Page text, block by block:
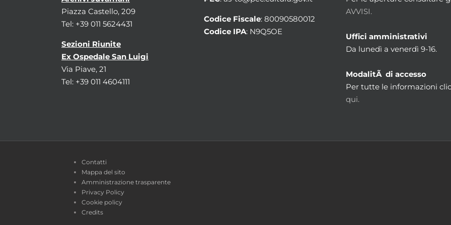
Piazza Castello, 209
Tel: +39 011 5624431
Sezioni Riunite
Ex Ospedale San Luigi
Via Piave, 21
Tel: +39 011 4604111
Codice Fiscale: 80090580012
Codice IPA: N9Q5OE
AVVISI.
Uffici amministrativi
Da lunedì a venerdì 9-16.
ModalitÃ di accesso
Per tutte le informazioni
qui.
Contatti
Mappa del sito
Amministrazione trasparente
Privacy Policy
Cookie policy
Credits